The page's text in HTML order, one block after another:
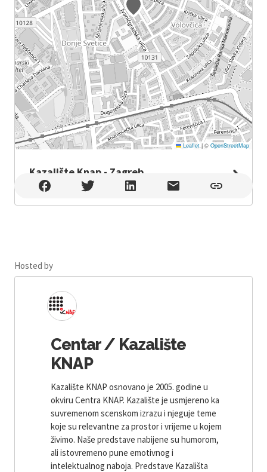
Leaflet |© OpenStreetMap
Kazalište Knap - Zagreb
Kazalište Knap - Zagreb , Zagreb
Hosted by
Centar / Kazalište
KNAP
Kazalište KNAP osnovano je 2005. godine u
okviru Centra KNAP. Kazalište je usmjereno ka
suvremenom scenskom izrazu i njeguje teme
koje su relevantne za prostor i vrijeme u kojem
živimo. Naše predstave nabijene su humorom,
ali istovremeno pune emotivnog i
intelektualnog naboja. Predstave Kazališta